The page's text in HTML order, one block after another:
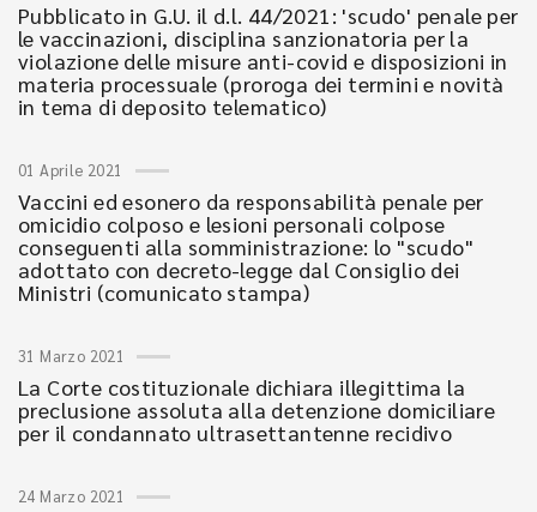
Pubblicato in G.U. il d.l. 44/2021: 'scudo' penale per
le vaccinazioni, disciplina sanzionatoria per la
violazione delle misure anti-covid e disposizioni in
materia processuale (proroga dei termini e novità
in tema di deposito telematico)
01 Aprile 2021
Vaccini ed esonero da responsabilità penale per
omicidio colposo e lesioni personali colpose
conseguenti alla somministrazione: lo "scudo"
adottato con decreto-legge dal Consiglio dei
Ministri (comunicato stampa)
31 Marzo 2021
La Corte costituzionale dichiara illegittima la
preclusione assoluta alla detenzione domiciliare
per il condannato ultrasettantenne recidivo
24 Marzo 2021